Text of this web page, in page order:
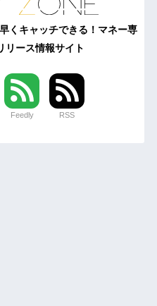
くキャッチできる！マネー専
リース情報サイト
Feedly RSS